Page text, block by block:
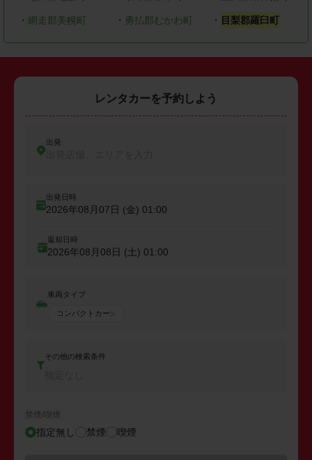
・ 網走郡美幌町 ・ 勇払郡むかわ町 ・ 目梨郡羅臼町
レンタカーを予約しよう
出発
出発日時
2026年08月07日 (金) 01:00
返却日時
2026年08月08日 (土) 01:00
車両タイプ
コンパクトカー
その他の検索条件
禁煙/喫煙
指定無し 禁煙 喫煙